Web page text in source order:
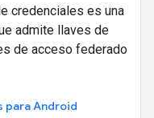
credenciales es una
admite llaves de
de acceso federado
para Android